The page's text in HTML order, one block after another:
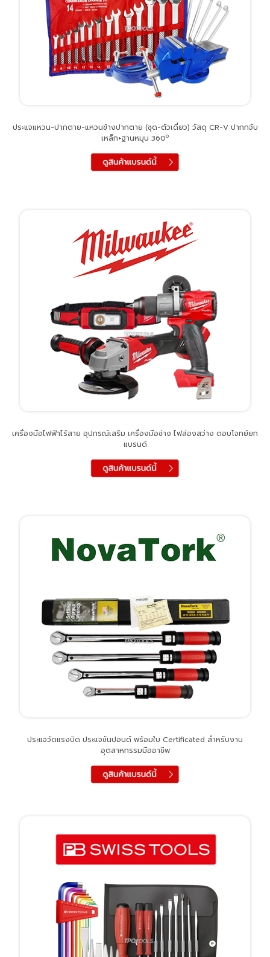
ประแจแหวน-ปากตาย-แหวนข้างปากตาย (ชุด-ตัวเดี่ยว) วัสดุ CR-V ปากกจับ
เหล็ก+ฐานหมุน 360o
เครื่องมือไฟฟ้าไร้สาย อุปกรณ์เสริม เครื่องมือช่าง ไฟส่องสว่าง ตอบโจทย์ยก
แบรนด์
ประแจวัดแรงบิด ประแจขันปอนด์ พร้อมใบ Certificated สำหรับงาน
อุตสาหกรรมมืออาชีพ